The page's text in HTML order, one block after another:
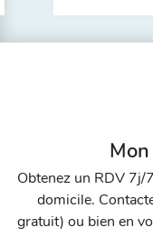
Obtenez un RDV 7j/
domicile.
gratuit) ou bien en